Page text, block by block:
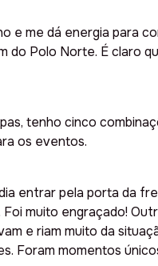
e me dá energia para
do Polo Norte. É claro
tenho cinco
os eventos.
entrar pela porta da
muito engraçado!
e riam muito da
Foram momentos